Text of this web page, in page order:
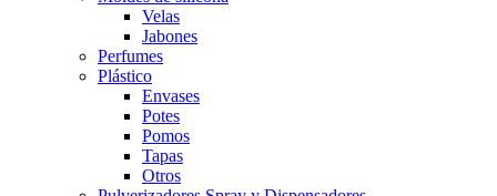
Velas
Jabones
Perfumes
Plástico
Envases
Potes
Pomos
Tapas
Otros